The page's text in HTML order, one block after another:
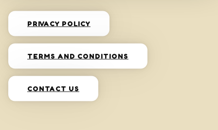
PRIVACY POLICY
TERMS AND CONDITIONS
CONTACT US